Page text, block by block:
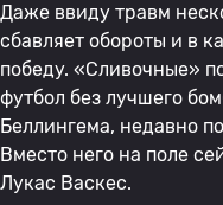
Даже ввиду травм
сбавляет обороты и в
победу. «Сливочные»
футбол без лучшего
Беллингема, недавно
Вместо него на поле
Лукас Васкес.